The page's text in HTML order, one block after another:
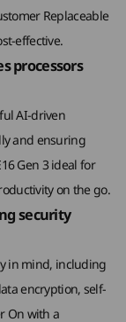
提
備
時
的處理效能、檔案屬性、
Replaceable
effective.
processors
AI-driven
and ensuring
Gen 3 ideal for
on the go.
security
in mind, including
encryption, self-
On with a